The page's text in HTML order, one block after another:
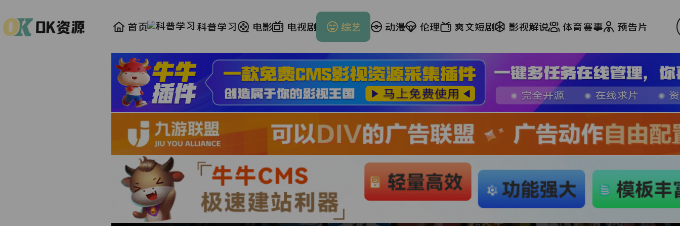
首页 科普学习 电影 电视剧 综艺 动漫 伦理 爽文短剧 影视解说 体育赛事 预告片